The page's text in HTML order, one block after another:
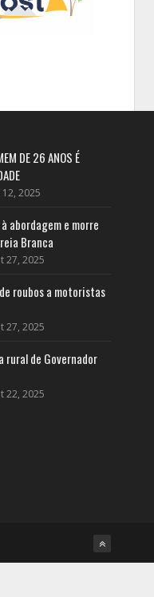
DE 26 ANOS É
12, 2025
abordagem e morre
Branca
27, 2025
roubos a motoristas
27, 2025
rural de Governador
22, 2025